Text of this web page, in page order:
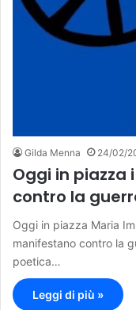
Gilda Menna 24/02/
Oggi in
contro la
Oggi in piazza Maria
manifestano contro la
poetica…
Leggi di più »